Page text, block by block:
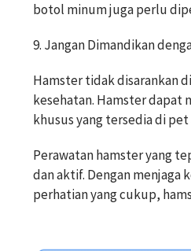
botol minum juga perlu
9. Jangan Dimandikan
Hamster tidak disarankan
kesehatan. Hamster dapat
khusus yang tersedia di pet
Perawatan hamster yang
dan aktif. Dengan menjaga
perhatian yang cukup,